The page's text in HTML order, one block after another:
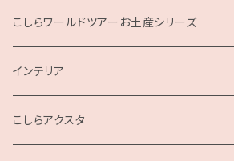
こしらの集いweb
こしらワールドツアーお土産シリーズ
インテリア
クッション
こしらアクスタ